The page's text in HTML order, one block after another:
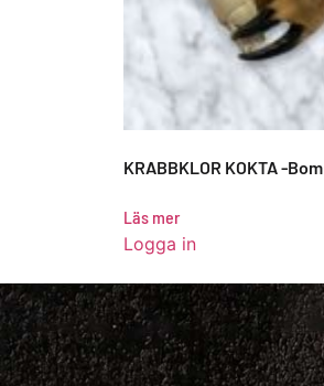
KRABBKLOR KOKTA -Bom
Läs mer
Logga in